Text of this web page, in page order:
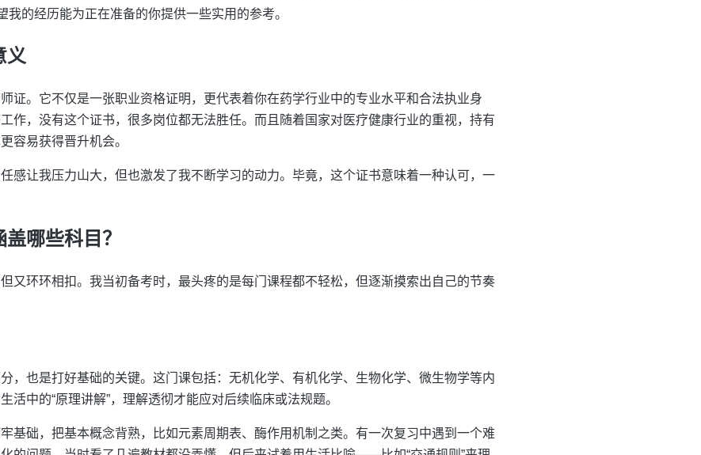
我的经历能为正在准备的你提供一些实用的参考。
义
证。它不仅是一张职业资格证明，更代表着你在药学行业中的专业水平和合法执业身
作，没有这个证书，很多岗位都无法胜任。而且随着国家对医疗健康行业的重视，持有
容易获得晋升机会。
感让我压力山大，但也激发了我不断学习的动力。毕竟，这个证书意味着一种认可，一
哪些科目？
又环环相扣。我当初备考时，最头疼的是每门课程都不轻松，但逐渐摸索出自己的节奏
，也是打好基础的关键。这门课包括：无机化学、有机化学、生物化学、微生物学等内
活中的“原理讲解”，理解透彻才能应对后续临床或法规题。
基础，把基本概念背熟，比如元素周期表、酶作用机制之类。有一次复习中遇到一个难